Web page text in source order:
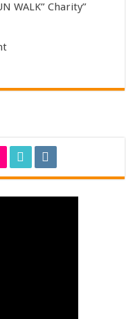
WALK” Charity”